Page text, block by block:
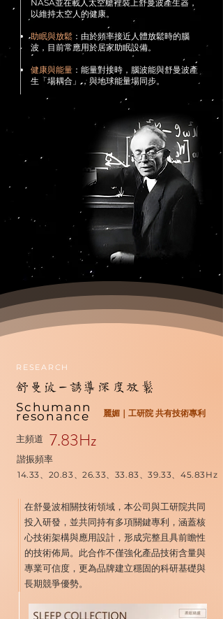
NASA並在載人太空艙裡裝上舒曼波產生器，
以維持太空人的健康。
助眠與放鬆 ：由於頻率接近人體放鬆時的腦
波，目前常應用於居家助眠設備。
健康與能量 ：能量對接時，腦波能與舒曼波產
生「場耦合」，與地球能量場同步。
RESEARCH
舒曼波-誘導深度放鬆
Schumann
resonance 麗媚｜工研院 共有技術專利
主頻道 7.83Hz
諧振頻率
14.33、20.83、26.33、33.83、39.33、45.83Hz
在舒曼波相關技術領域，本公司與工研院共同
投入研發，並共同持有多項關鍵專利，涵蓋核
心技術架構與應用設計，形成完整且具前瞻性
的技術佈局。此合作不僅強化產品技術含量與
專業可信度，更為品牌建立穩固的科研基礎與
長期競爭優勢。